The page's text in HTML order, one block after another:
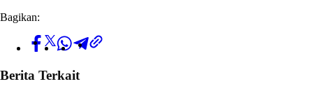
Bagikan:
Berita Terkait